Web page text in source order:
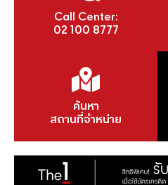
Call Center:
02 100 8777
ค้นหา
สถานที่จำหน่าย